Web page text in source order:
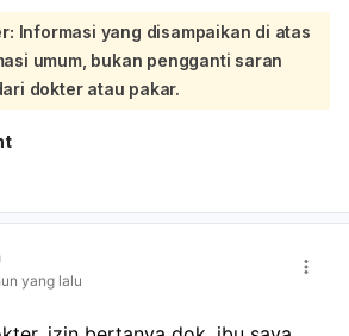
dari neuropati diabetik, yang sering
diabetes.:
masalah ini, penting untuk mengontrol
dan tekanan darah dengan baik. Berikut
yang bisa diambil:
dan Hipertensi
obat-obatan sesuai petunjuk dan
tekanan darah.
pola makan yang sehat
Diet seimbang yang kaya akan
Informasi yang disampaikan di atas
umum, bukan pengganti saran
dokter atau pakar.
yang lalu